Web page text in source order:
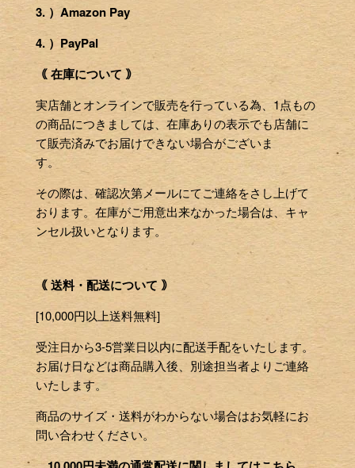
3. ）Amazon Pay
4. ）PayPal
｟ 在庫について ｠
実店舗とオンラインで販売を行っている為、1点もの
の商品につきましては、在庫ありの表示でも店舗に
て販売済みでお届けできない場合がございま
す。
その際は、確認次第メールにてご連絡をさし上げて
おります。在庫がご用意出来なかった場合は、キャ
ンセル扱いとなります。
｟ 送料・配送について ｠
[10,000円以上送料無料]
受注日から3-5営業日以内に配送手配をいたします。
お届け日などは商品購入後、別途担当者よりご連絡
いたします。
商品のサイズ・送料がわからない場合はお気軽にお
問い合わせください。